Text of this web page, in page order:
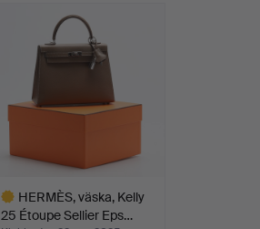
HERMÈS, väska, Kelly
25 Étoupe Sellier Eps…